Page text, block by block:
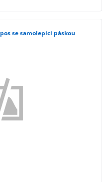
se samolepící páskou